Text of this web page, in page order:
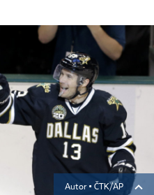
Autor ▪ ČTK/AP